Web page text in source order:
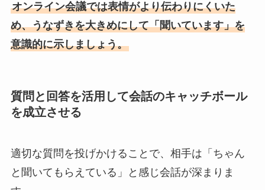
オンライン会議では表情がより伝わりにくいた
め、うなずきを大きめにして「聞いています」を
意識的に示しましょう。
質問と回答を活用して会話のキャッチボール
を成立させる
適切な質問を投げかけることで、相手は「ちゃん
と聞いてもらえている」と感じ会話が深まりま